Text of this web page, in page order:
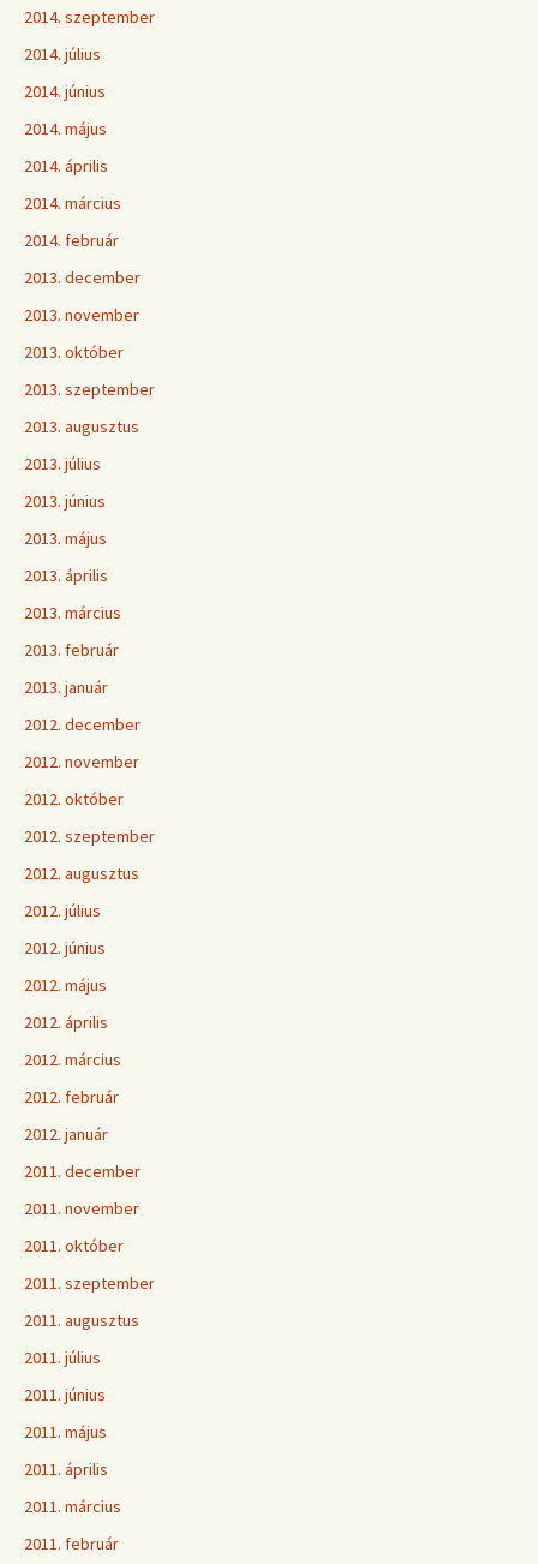
2014. szeptember
2014. július
2014. június
2014. május
2014. április
2014. március
2014. február
2013. december
2013. november
2013. október
2013. szeptember
2013. augusztus
2013. július
2013. június
2013. május
2013. április
2013. március
2013. február
2013. január
2012. december
2012. november
2012. október
2012. szeptember
2012. augusztus
2012. július
2012. június
2012. május
2012. április
2012. március
2012. február
2012. január
2011. december
2011. november
2011. október
2011. szeptember
2011. augusztus
2011. július
2011. június
2011. május
2011. április
2011. március
2011. február